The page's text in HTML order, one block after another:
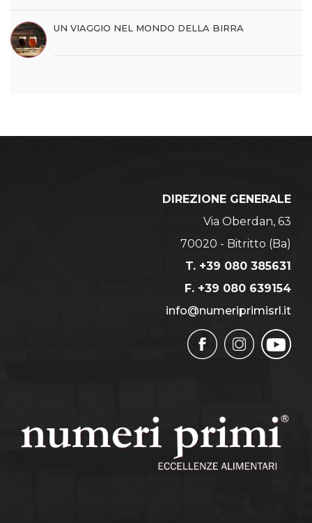
UN VIAGGIO NEL MONDO DELLA BIRRA
DIREZIONE GENERALE
Via Oberdan, 63
70020 - Bitritto (Ba)
T. +39 080 385631
F. +39 080 639154
info@numeriprimisrl.it